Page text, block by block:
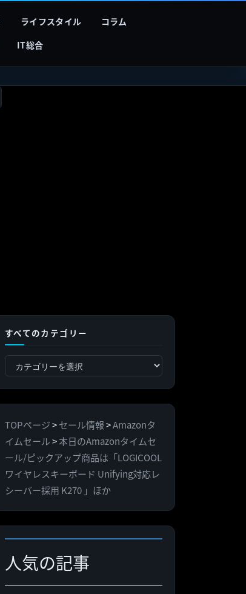
ライフスタイル
コラム
IT総合
すべてのカテゴリー
べ
カ
テ
ゴ
リ
ー
TOPページ>セール情報>Amazonタ
イムセール>本日のAmazonタイムセ
ール/ピックアップ商品は「LOGICOOL
ワイヤレスキーボード Unifying対応レ
シーバー採用 K270 」ほか
人気の記事